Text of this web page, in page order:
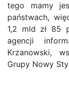
tego mamy
państwach,
1,2 mld zł 85
agencji
Krzanowski,
Grupy Nowy